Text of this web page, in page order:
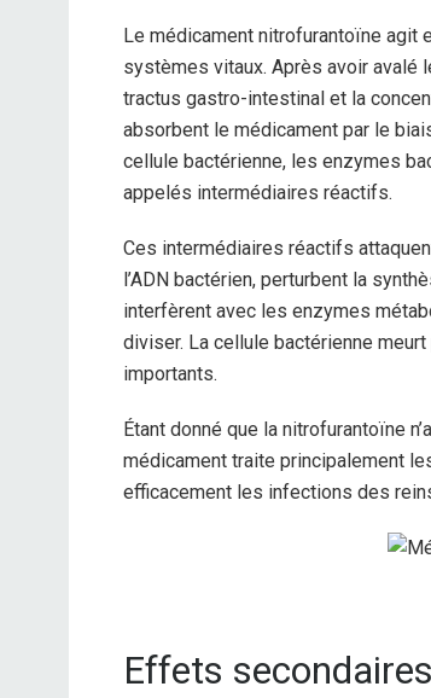
Le médicament nitrofurantoïne agit
systèmes vitaux. Après avoir avalé
tractus gastro-intestinal et la
absorbent le médicament par le
cellule bactérienne, les enzymes
appelés intermédiaires réactifs.
Ces intermédiaires réactifs
l’ADN bactérien, perturbent la
interfèrent avec les enzymes
diviser. La cellule bactérienne
importants.
Étant donné que la nitrofurantoïne
médicament traite principalement
efficacement les infections des
Effets